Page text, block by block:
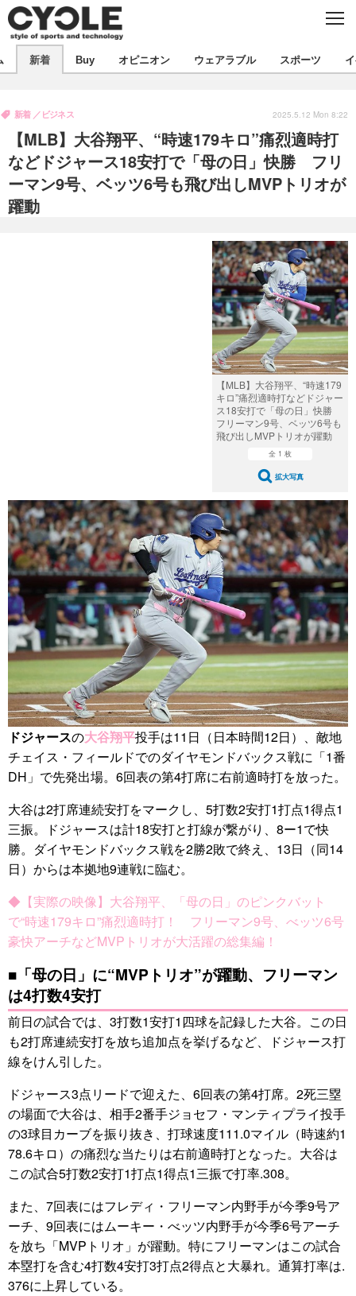
C
E
製品/用品
衣類
飲食
バックナンバー
コラム
インプレ
ボイス
デバイス
ビジネス
国内
海外
スポーツ
短信
まとめ
イベント
文化
エンタメ
出版／映画
ファッション
写真
政治
新着 Buy オピニオン ウェアラブル スポーツ
【MLB】大谷翔平、“時速179キロ”痛烈適時打
などドジャース18安打で「母の日」快勝 フリ
ーマン9号、ベッツ6号も飛び出しMVPトリオが
躍動
新着 ビジネス 2025.5.12 Mon 8:22
【MLB】大谷翔平、“時速179
キロ”痛烈適時打などドジャー
ス18安打で「母の日」快勝
フリーマン9号、ベッツ6号も
飛び出しMVPトリオが躍動
全 1 枚
拡大写真
ドジャースの大谷翔平投手は11日（日本時間12日）、敵地
チェイス・フィールドでのダイヤモンドバックス戦に「1番
DH」で先発出場。6回表の第4打席に右前適時打を放った。
大谷は2打席連続安打をマークし、5打数2安打1打点1得点1
三振。ドジャースは計18安打と打線が繋がり、8ー1で快
勝。ダイヤモンドバックス戦を2勝2敗で終え、13日（同14
日）からは本拠地9連戦に臨む。
◆【実際の映像】大谷翔平、「母の日」のピンクバット
で“時速179キロ”痛烈適時打！ フリーマン9号、べッツ6号
豪快アーチなどMVPトリオが大活躍の総集編！
■「母の日」に“MVPトリオ”が躍動、フリーマン
は4打数4安打
前日の試合では、3打数1安打1四球を記録した大谷。この日
も2打席連続安打を放ち追加点を挙げるなど、ドジャース打
線をけん引した。
ドジャース3点リードで迎えた、6回表の第4打席。2死三塁
の場面で大谷は、相手2番手ジョセフ・マンティプライ投手
の3球目カーブを振り抜き、打球速度111.0マイル（時速約1
78.6キロ）の痛烈な当たりは右前適時打となった。大谷は
この試合5打数2安打1打点1得点1三振で打率.308。
また、7回表にはフレディ・フリーマン内野手が今季9号ア
ーチ、9回表にはムーキー・べッツ内野手が今季6号アーチ
を放ち「MVPトリオ」が躍動。特にフリーマンはこの試合
本塁打を含む4打数4安打3打点2得点と大暴れ。通算打率は.
376に上昇している。